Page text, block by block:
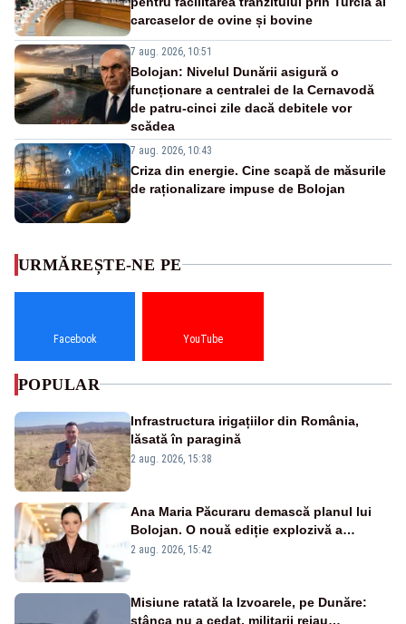
carcaselor de ovine și bovine
7 aug. 2026, 10:51
Bolojan: Nivelul Dunării asigură o
funcționare a centralei de la Cernavodă
de patru-cinci zile dacă debitele vor
scădea
7 aug. 2026, 10:43
Criza din energie. Cine scapă de măsurile
de raționalizare impuse de Bolojan
URMĂREȘTE-NE PE
Facebook YouTube
POPULAR
Infrastructura irigațiilor din România,
lăsată în paragină
2 aug. 2026, 15:38
Ana Maria Păcuraru demască planul lui
Bolojan. O nouă ediție explozivă a
emisiunii „Miza Zilei” la Realitatea PLUS
2 aug. 2026, 15:42
Misiune ratată la Izvoarele, pe Dunăre:
stânca nu a cedat, militarii reiau